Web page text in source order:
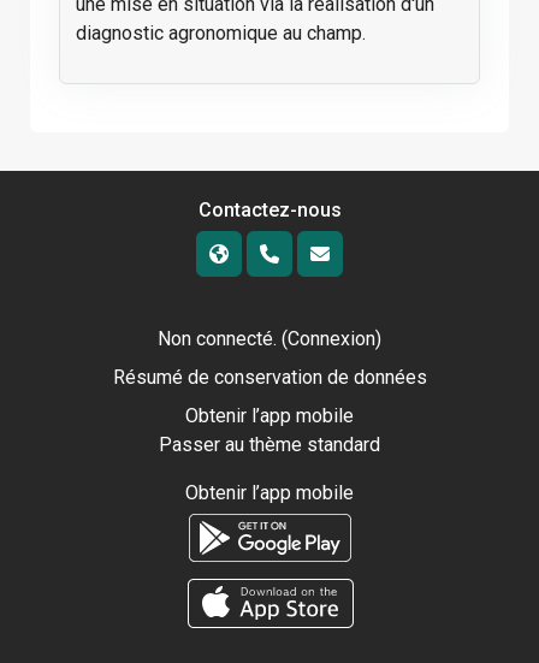
diagnostic agronomique au champ.
Contactez-nous
Non connecté. (Connexion)
Résumé de conservation de données
Obtenir l’app mobile
Passer au thème standard
Obtenir l’app mobile